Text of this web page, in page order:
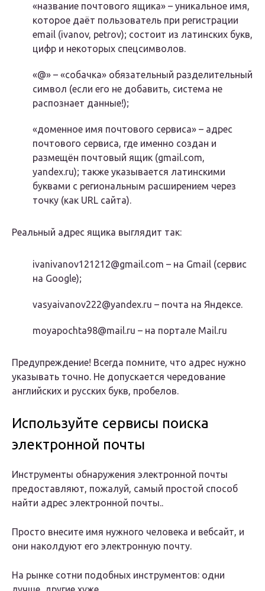
«название почтового ящика» – уникальное имя,
которое даёт пользователь при регистрации
email (ivanov, petrov); состоит из латинских букв,
цифр и некоторых спецсимволов.
«@» – «собачка» обязательный разделительный
символ (если его не добавить, система не
распознает данные!);
«доменное имя почтового сервиса» – адрес
почтового сервиса, где именно создан и
размещён почтовый ящик (gmail.com,
yandex.ru); также указывается латинскими
буквами с региональным расширением через
точку (как URL сайта).
Реальный адрес ящика выглядит так:
ivanivanov121212@gmail.com – на Gmail (сервис
на Google);
vasyaivanov222@yandex.ru – почта на Яндексе.
moyapochta98@mail.ru – на портале Mail.ru
Предупреждение! Всегда помните, что адрес нужно
указывать точно. Не допускается чередование
английских и русских букв, пробелов.
Используйте сервисы поиска
электронной почты
Инструменты обнаружения электронной почты
предоставляют, пожалуй, самый простой способ
найти адрес электронной почты..
Просто внесите имя нужного человека и вебсайт, и
они наколдуют его электронную почту.
На рынке сотни подобных инструментов: одни